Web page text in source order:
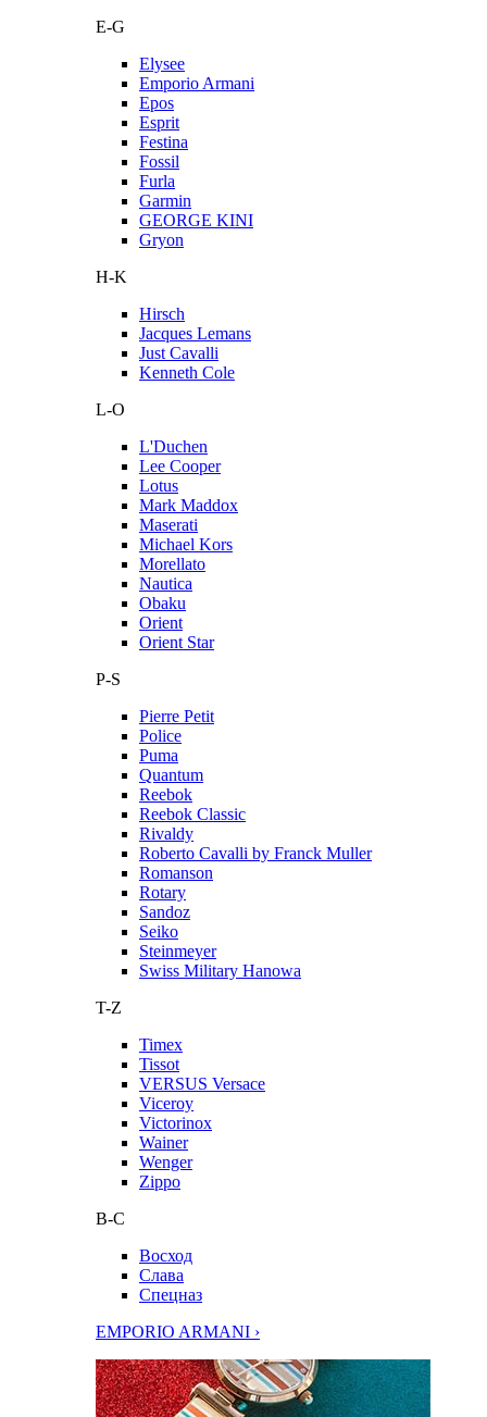
E-G
Elysee
Emporio Armani
Epos
Esprit
Festina
Fossil
Furla
Garmin
GEORGE KINI
Gryon
H-K
Hirsch
Jacques Lemans
Just Cavalli
Kenneth Cole
L-O
L'Duchen
Lee Cooper
Lotus
Mark Maddox
Maserati
Michael Kors
Morellato
Nautica
Obaku
Orient
Orient Star
P-S
Pierre Petit
Police
Puma
Quantum
Reebok
Reebok Classic
Rivaldy
Roberto Cavalli by Franck Muller
Romanson
Rotary
Sandoz
Seiko
Steinmeyer
Swiss Military Hanowa
T-Z
Timex
Tissot
VERSUS Versace
Viceroy
Victorinox
Wainer
Wenger
Zippo
В-С
Восход
Слава
Спецназ
EMPORIO ARMANI ›